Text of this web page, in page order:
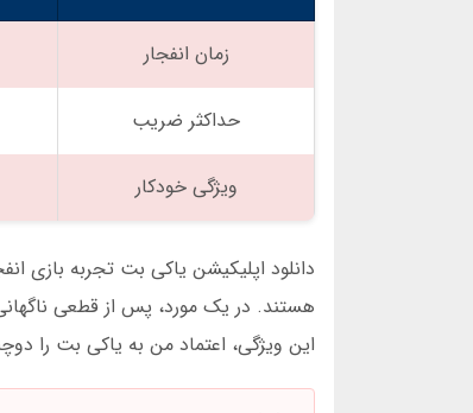
زمان انفجار
حداکثر ضریب
ویژگی خودکار
دانلود اپلیکیشن یاکی بت تجربه بازی
هستند. در یک مورد، پس از قطعی
این ویژگی، اعتماد من به یاکی بت را